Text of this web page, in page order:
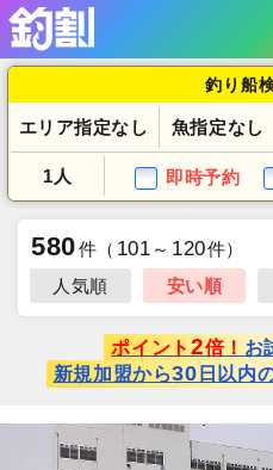
釣り船
エリア指定なし 魚指定なし
1人 即時予約
580件 （ 101 ～ 120件）
人気順
安い順
ポイント 2倍！ お
新規加盟から30 日以内